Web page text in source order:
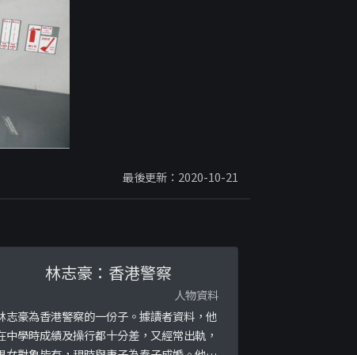
最後更新：2020-10-21
林志豪：香港警察
人物資料
志豪為香港警察的一份子。據讀者資料，他
中學時成績及操行都十分差，又經常出軌，